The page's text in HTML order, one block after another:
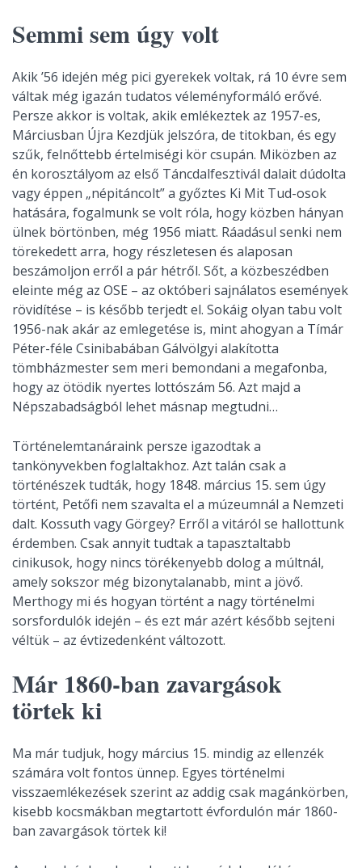
Semmi sem úgy volt
Akik ’56 idején még pici gyerekek voltak, rá 10 évre sem
váltak még igazán tudatos véleményformáló erővé.
Persze akkor is voltak, akik emlékeztek az 1957-es,
Márciusban Újra Kezdjük jelszóra, de titokban, és egy
szűk, felnőttebb értelmiségi kör csupán. Miközben az
én korosztályom az első Táncdalfesztivál dalait dúdolta
vagy éppen „népitáncolt” a győztes Ki Mit Tud-osok
hatására, fogalmunk se volt róla, hogy közben hányan
ülnek börtönben, még 1956 miatt. Ráadásul senki nem
törekedett arra, hogy részletesen és alaposan
beszámoljon erről a pár hétről. Sőt, a közbeszédben
eleinte még az OSE – az októberi sajnálatos események
rövidítése – is később terjedt el. Sokáig olyan tabu volt
1956-nak akár az emlegetése is, mint ahogyan a Tímár
Péter-féle Csinibabában Gálvölgyi alakította
tömbházmester sem meri bemondani a megafonba,
hogy az ötödik nyertes lottószám 56. Azt majd a
Népszabadságból lehet másnap megtudni…
Történelemtanáraink persze igazodtak a
tankönyvekben foglaltakhoz. Azt talán csak a
történészek tudták, hogy 1848. március 15. sem úgy
történt, Petőfi nem szavalta el a múzeumnál a Nemzeti
dalt. Kossuth vagy Görgey? Erről a vitáról se hallottunk
érdemben. Csak annyit tudtak a tapasztaltabb
cinikusok, hogy nincs törékenyebb dolog a múltnál,
amely sokszor még bizonytalanabb, mint a jövő.
Merthogy mi és hogyan történt a nagy történelmi
sorsfordulók idején – és ezt már azért később sejteni
véltük – az évtizedenként változott.
Már 1860-ban zavargások
törtek ki
Ma már tudjuk, hogy március 15. mindig az ellenzék
számára volt fontos ünnep. Egyes történelmi
visszaemlékezések szerint az addig csak magánkörben,
kisebb kocsmákban megtartott évfordulón már 1860-
ban zavargások törtek ki!